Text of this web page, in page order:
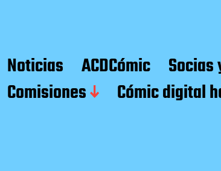
Noticias ACDCómic Socias
Comisiones
Cómic digital